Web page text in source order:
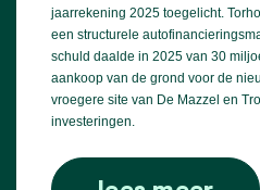
jaarrekening 2025 toegelicht.
een structurele
schuld daalde in 2025 van 30
aankoop van de grond voor de
vroegere site van De Mazzel en
investeringen.